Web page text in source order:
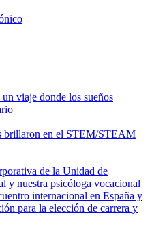
viaje donde los sueños
brillaron en el STEM/STEAM
de la Unidad de
y nuestra psicóloga vocacional
internacional en España y
para la elección de carrera y